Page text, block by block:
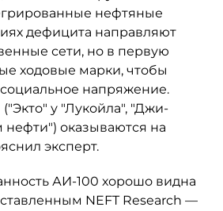
нефтяные
дефицита направляют
сети, но в первую
ходовые марки, чтобы
напряжение.
у "Лукойла", "Джи-
оказываются на
эксперт.
АИ-100 хорошо видна
NEFT Research —